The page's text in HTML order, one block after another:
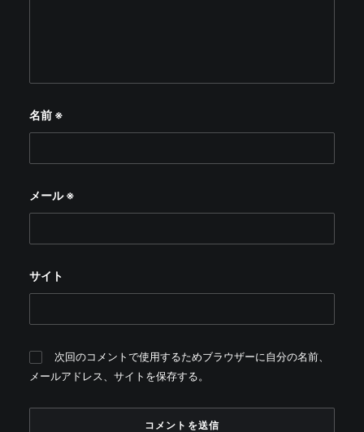
名前 ※
メール※
サイト
次回のコメントで使用するためブラウザーに自分の名前、
メールアドレス、サイトを保存する。